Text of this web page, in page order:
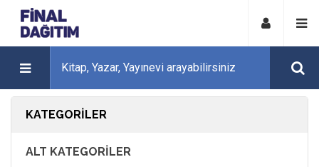
KATEGORILER
ALT KATEGORILER